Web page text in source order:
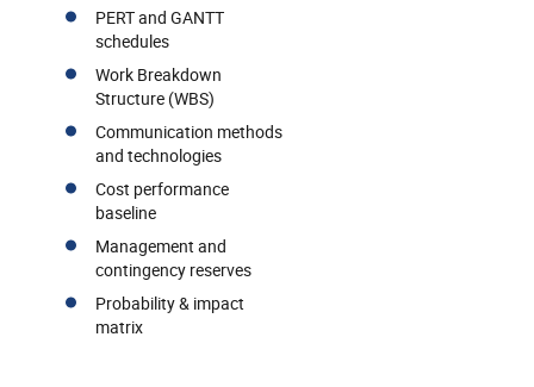
PERT and GANTT
schedules
Work Breakdown
Structure (WBS)
Communication methods
and technologies
Cost performance
baseline
Management and
contingency reserves
Probability & impact
matrix